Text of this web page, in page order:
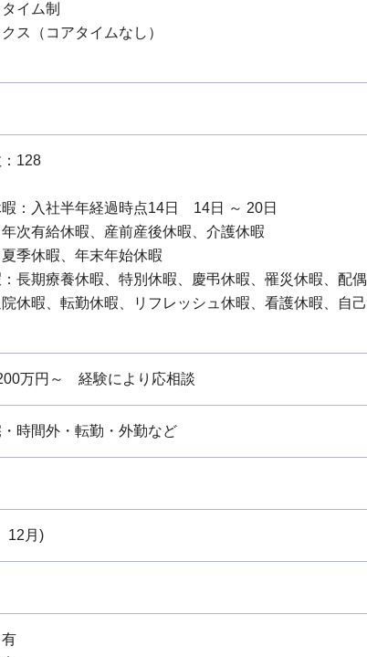
イム制
ス（コアタイムなし）
128
：入社半年経過時点14日 14日 ～ 20日
次有給休暇、産前産後休暇、介護休暇
季休暇、年末年始休暇
長期療養休暇、特別休暇、慶弔休暇、罹災休暇、配
休暇、転勤休暇、リフレッシュ休暇、看護休暇、自
万円～ 経験により応相談
時間外・転勤・外勤など
12月)